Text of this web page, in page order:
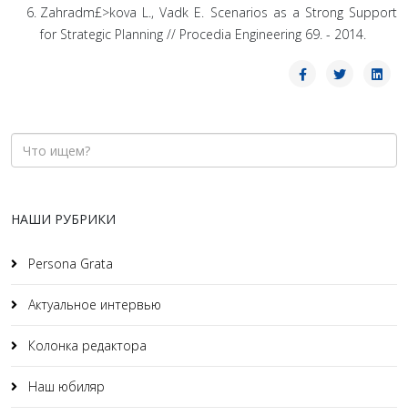
Zahradm£>kova L., Vadk E. Scenarios as a Strong Support
for Strategic Planning // Procedia Engineering 69. - 2014.
НАШИ РУБРИКИ
Persona Grata
Актуальное интервью
Колонка редактора
Наш юбиляр